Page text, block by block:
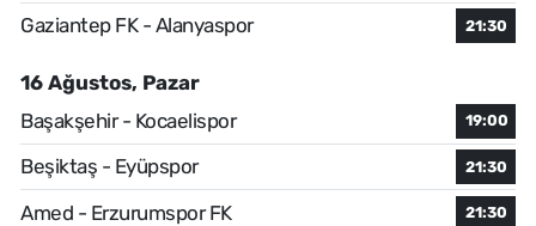
Gaziantep FK - Alanyaspor 21:30
16 Ağustos, Pazar
Başakşehir - Kocaelispor
19:00
Beşiktaş - Eyüpspor 21:30
Amed - Erzurumspor FK 21:30